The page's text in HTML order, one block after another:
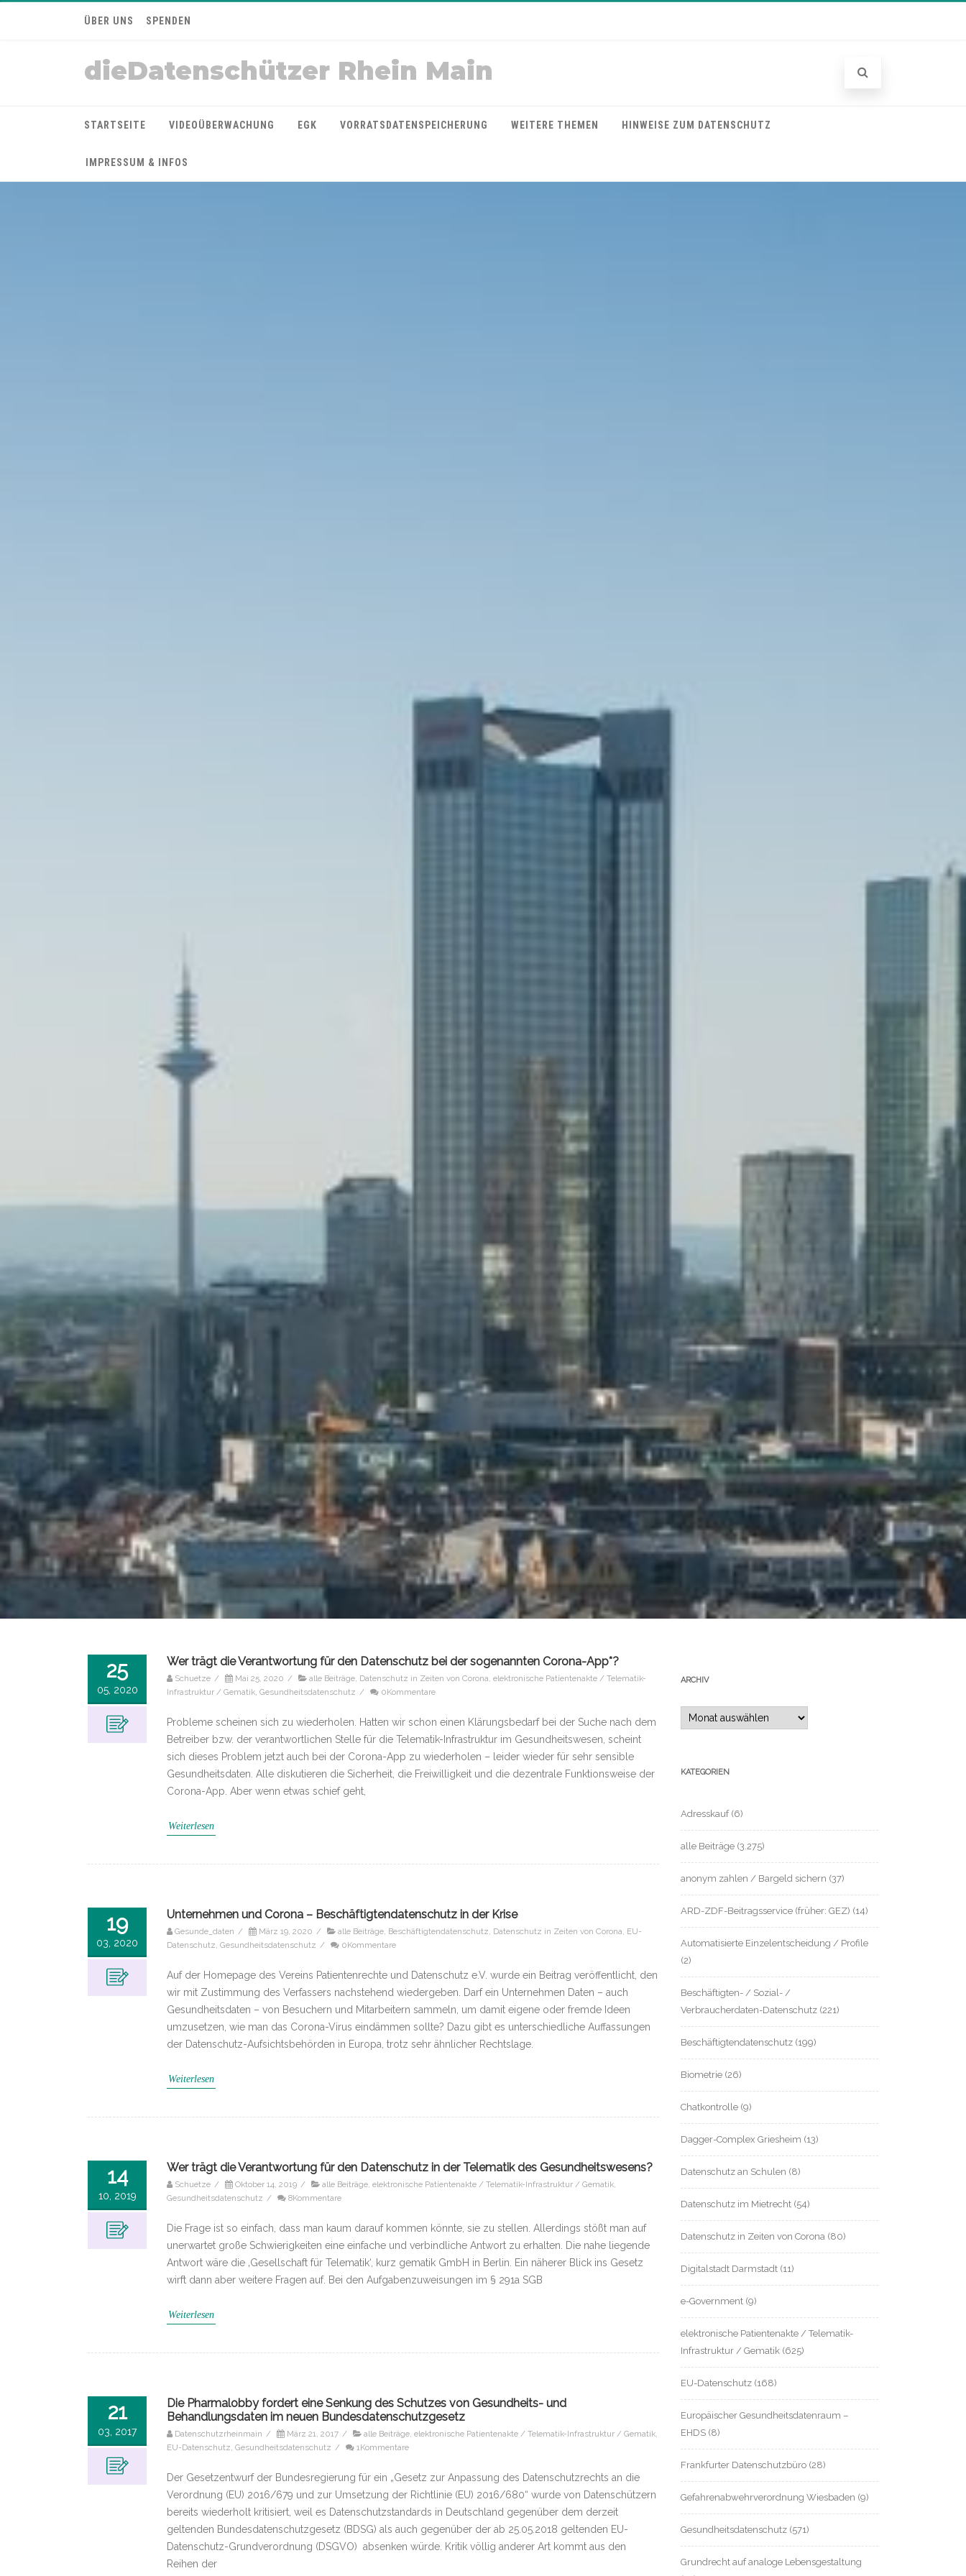
ÜBER UNS SPENDEN
dieDatenschützer Rhein Main
STARTSEITE VIDEOÜBERWACHUNG EGK VORRATSDATENSPEICHERUNG WEITERE THEMEN HINWEISE ZUM DATENSCHUTZ
IMPRESSUM & INFOS
25
05, 2020
Wer trägt die Verantwortung für den Datenschutz bei der sogenannten Corona-App*?
Schuetze / Mai 25, 2020 / alle Beiträge Datenschutz in Zeiten von Corona elektronische Patientenakte / Telematik-
Infrastruktur / Gematik Gesundheitsdatenschutz / 0Kommentare
Probleme scheinen sich zu wiederholen. Hatten wir schon einen Klärungs­bedarf bei der Suche nach dem
Betreiber bzw. der verantwortlichen Stelle für die Tele­matik-Infrastruktur im Gesundheitswesen, scheint
sich dieses Problem jetzt auch bei der Corona-App zu wiederholen – leider wieder für sehr sensible
Gesundheitsdaten. Alle diskutieren die Sicherheit, die Freiwilligkeit und die dezentrale Funktionsweise der
Corona-App. Aber wenn etwas schief geht,
Weiterlesen
19
03, 2020
Unternehmen und Corona – Beschäftigtendatenschutz in der Krise
Gesunde_daten / März 19, 2020 / alle Beiträge Beschäftigtendatenschutz Datenschutz in Zeiten von Corona EU-
Datenschutz Gesundheitsdatenschutz / 0Kommentare
Auf der Homepage des Vereins Patientenrechte und Datenschutz e.V. wurde ein Beitrag veröffentlicht, den
wir mit Zustimmung des Verfassers nachstehend wiedergeben. Darf ein Unternehmen Daten – auch
Gesundheitsdaten – von Besuchern und Mitarbeitern sammeln, um damit eigene oder fremde Ideen
umzusetzen, wie man das Corona-Virus eindämmen sollte? Dazu gibt es unterschiedliche Auffassungen
der Datenschutz-Aufsichtsbehörden in Europa, trotz sehr ähnlicher Rechtslage.
Weiterlesen
14
10, 2019
Wer trägt die Verantwortung für den Datenschutz in der Telematik des Gesundheitswesens?
Schuetze / Oktober 14, 2019 / alle Beiträge elektronische Patientenakte / Telematik-Infrastruktur / Gematik
Gesundheitsdatenschutz / 8Kommentare
Die Frage ist so einfach, dass man kaum darauf kommen könnte, sie zu stellen. Allerdings stößt man auf
unerwartet große Schwierigkeiten eine einfache und verbindliche Antwort zu erhalten. Die nahe liegende
Antwort wäre die ‚Gesellschaft für Telematik‘, kurz gematik GmbH in Berlin. Ein näherer Blick ins Gesetz
wirft dann aber weitere Fragen auf. Bei den Aufgaben­zuweisungen im § 291a SGB
Weiterlesen
21
03, 2017
Die Pharmalobby fordert eine Senkung des Schutzes von Gesundheits- und
Behandlungsdaten im neuen Bundesdatenschutzgesetz
Datenschutzrheinmain / März 21, 2017 / alle Beiträge elektronische Patientenakte / Telematik-Infrastruktur / Gematik
EU-Datenschutz Gesundheitsdatenschutz / 1Kommentare
Der Gesetzentwurf der Bundesregierung für ein „Gesetz zur Anpassung des Datenschutzrechts an die
Verordnung (EU) 2016/679 und zur Umsetzung der Richtlinie (EU) 2016/680“ wurde von Datenschützern
bereits wiederholt kritisiert, weil es Datenschutzstandards in Deutschland gegenüber dem derzeit
geltenden Bundesdatenschutzgesetz (BDSG) als auch gegenüber der ab 25.05.2018 geltenden EU-
Datenschutz-Grundverordnung (DSGVO) absenken würde. Kritik völlig anderer Art kommt aus den
Reihen der
ARCHIV
Archiv
KATEGORIEN
Adresskauf(6)
alle Beiträge (3.275)
anonym zahlen / Bargeld sichern (37)
ARD-ZDF-Beitragsservice (früher: GEZ) (14)
Automatisierte Einzelentscheidung / Profile
(2)
Beschäftigten- / Sozial- /
Verbraucherdaten-Datenschutz (221)
Beschäftigtendatenschutz (199)
Biometrie (26)
Chatkontrolle (9)
Dagger-Complex Griesheim (13)
Datenschutz an Schulen (8)
Datenschutz im Mietrecht (54)
Datenschutz in Zeiten von Corona (80)
Digitalstadt Darmstadt (11)
e-Government (9)
elektronische Patientenakte / Telematik-
Infrastruktur / Gematik (625)
EU-Datenschutz (168)
Europäischer Gesundheitsdatenraum –
EHDS (8)
Frankfurter Datenschutzbüro (28)
Gefahrenabwehrverordnung Wiesbaden (9)
Gesundheitsdatenschutz (571)
Grundrecht auf analoge Lebensgestaltung